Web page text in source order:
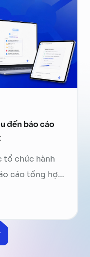
đến báo cáo
tổ chức hành
cáo tổng hợp
phải mở
PDF, tìm kiếm
tổng hợp nội